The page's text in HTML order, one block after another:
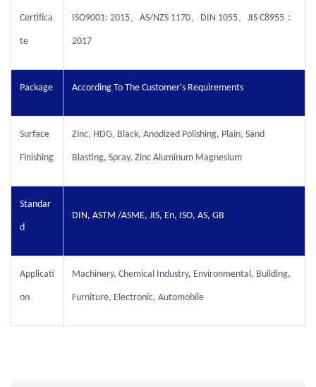
Certifica
te
ISO9001: 2015、AS/NZS 1170、DIN 1055、JIS C8955：
2017
Package According To The Customer's Requirements
Surface
Finishing
Zinc, HDG, Black, Anodized Polishing, Plain, Sand
Blasting, Spray, Zinc Aluminum Magnesium
Standar
d
DIN, ASTM /ASME, JIS, En, ISO, AS, GB
Applicati
on
Machinery, Chemical Industry, Environmental, Building,
Furniture, Electronic, Automobile